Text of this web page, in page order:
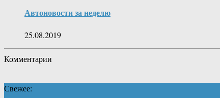
Автоновости за неделю
25.08.2019
Комментарии
Свежее: